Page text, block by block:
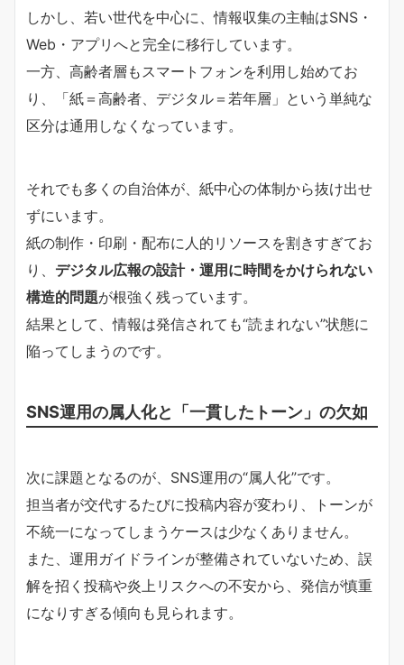
しかし、若い世代を中心に、情報収集の主軸はSNS・
Web・アプリへと完全に移行しています。
一方、高齢者層もスマートフォンを利用し始めてお
り、「紙＝高齢者、デジタル＝若年層」という単純な
区分は通用しなくなっています。
それでも多くの自治体が、紙中心の体制から抜け出せ
ずにいます。
紙の制作・印刷・配布に人的リソースを割きすぎてお
り、 デジタル広報の設計・運用に時間をかけられない
構造的問題が根強く残っています。
結果として、情報は発信されても“読まれない”状態に
陥ってしまうのです。
SNS運用の属人化と「一貫したトーン」の欠如
次に課題となるのが、SNS運用の“属人化”です。
担当者が交代するたびに投稿内容が変わり、トーンが
不統一になってしまうケースは少なくありません。
また、運用ガイドラインが整備されていないため、誤
解を招く投稿や炎上リスクへの不安から、発信が慎重
になりすぎる傾向も見られます。